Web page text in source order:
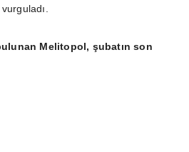
Melitopol, şubatın son